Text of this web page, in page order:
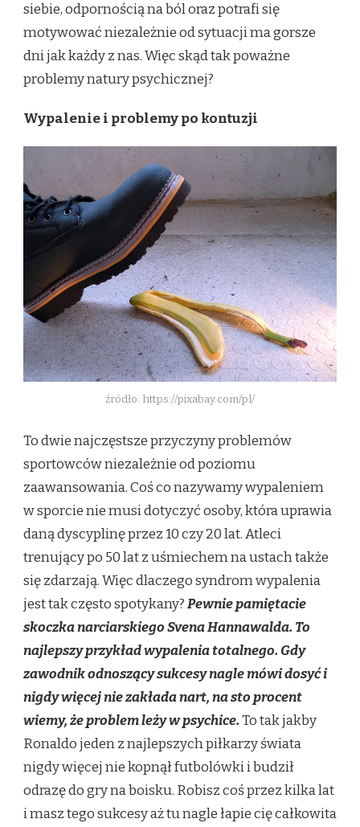
siebie, odpornością na ból oraz potrafi się
motywować niezależnie od sytuacji ma gorsze
dni jak każdy z nas. Więc skąd tak poważne
problemy natury psychicznej?
Wypalenie i problemy po kontuzji
źródło: https://pixabay.com/pl/
To dwie najczęstsze przyczyny problemów
sportowców niezależnie od poziomu
zaawansowania. Coś co nazywamy wypaleniem
w sporcie nie musi dotyczyć osoby, która uprawia
daną dyscyplinę przez 10 czy 20 lat. Atleci
trenujący po 50 lat z uśmiechem na ustach także
się zdarzają. Więc dlaczego syndrom wypalenia
jest tak często spotykany?Pewnie pamiętacie
skoczka narciarskiego Svena Hannawalda. To
najlepszy przykład wypalenia totalnego. Gdy
zawodnik odnoszący sukcesy nagle mówi dosyć i
nigdy więcej nie zakłada nart, na sto procent
wiemy, że problem leży w psychice.To tak jakby
Ronaldo jeden z najlepszych piłkarzy świata
nigdy więcej nie kopnął futbolówki i budził
odrazę do gry na boisku. Robisz coś przez kilka lat
i masz tego sukcesy aż tu nagle łapie cię całkowita